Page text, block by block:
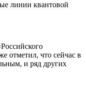
линии квантовой
отметил, что сейчас в
и ряд других